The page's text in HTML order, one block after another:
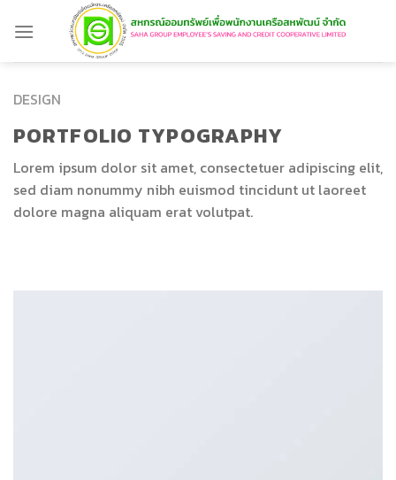
DESIGN
PORTFOLIO TYPOGRAPHY
Lorem ipsum dolor sit amet, consectetuer adipiscing elit,
sed diam nonummy nibh euismod tincidunt ut laoreet
dolore magna aliquam erat volutpat.